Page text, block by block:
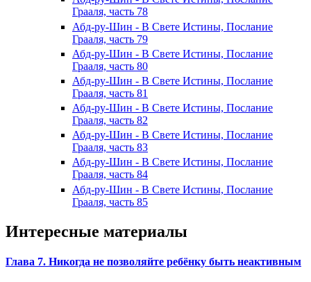
Грааля, часть 78
Абд-ру-Шин - В Свете Истины, Послание
Грааля, часть 79
Абд-ру-Шин - В Свете Истины, Послание
Грааля, часть 80
Абд-ру-Шин - В Свете Истины, Послание
Грааля, часть 81
Абд-ру-Шин - В Свете Истины, Послание
Грааля, часть 82
Абд-ру-Шин - В Свете Истины, Послание
Грааля, часть 83
Абд-ру-Шин - В Свете Истины, Послание
Грааля, часть 84
Абд-ру-Шин - В Свете Истины, Послание
Грааля, часть 85
Интересные материалы
Глава 7. Никогда не позволяйте ребёнку быть неактивным